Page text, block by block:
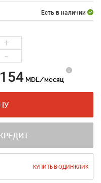
Есть в наличии
+
-
MDL/месяц
КУПИТЬ В ОДИН КЛИК